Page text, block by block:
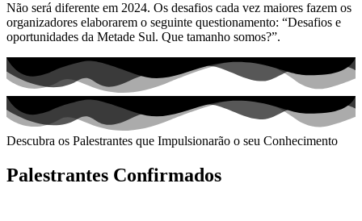
Não será diferente em 2024. Os desafios cada vez maiores fazem os
organizadores elaborarem o seguinte questionamento: “Desafios e
oportunidades da Metade Sul. Que tamanho somos?”.
Descubra os Palestrantes que Impulsionarão o seu Conhecimento
Palestrantes Confirmados